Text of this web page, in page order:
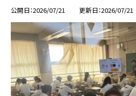
公開日 2026/07/21 更新日 2026/07/21